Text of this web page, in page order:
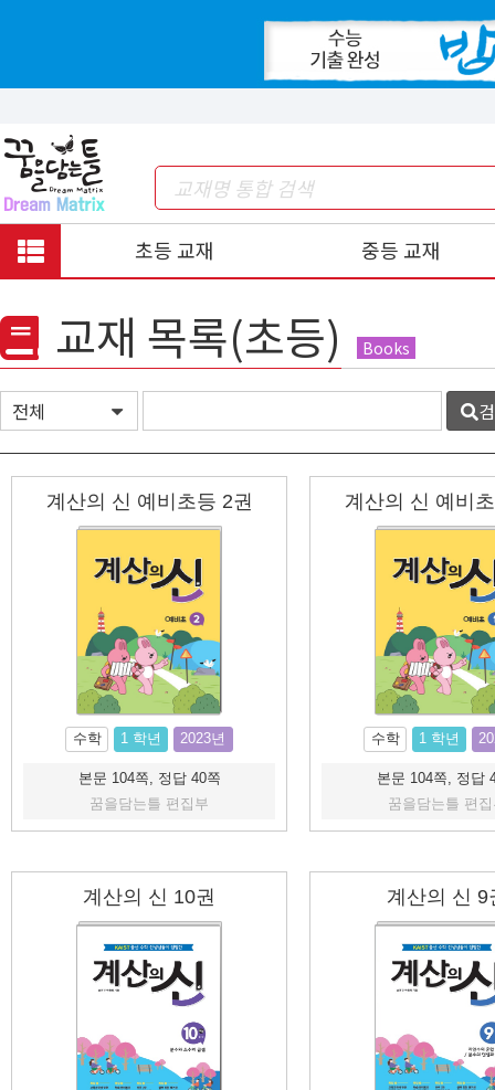
초등 교재 중등 교재
교재 목록(초등) Books
계산의 신 예비초등 2권
수학 1 학년 2023년
본문 104쪽, 정답 40쪽
꿈을담는틀 편집부
계산의 신 예비
수학 1 학년
본문 104쪽, 정답
꿈을담는틀 편
계산의 신 10권 계산의 신 9